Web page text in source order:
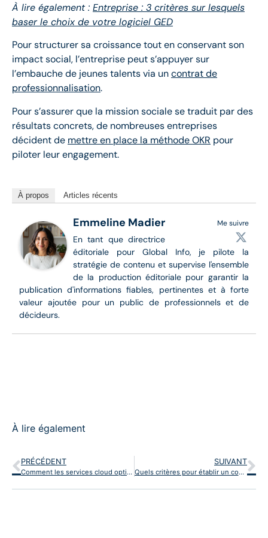
À lire également : Entreprise : 3 critères sur lesquels
baser le choix de votre logiciel GED
Pour structurer sa croissance tout en conservant son
impact social, l’entreprise peut s’appuyer sur
l’embauche de jeunes talents via uncontrat de
professionnalisation.
Pour s’assurer que la mission sociale se traduit par des
résultats concrets, de nombreuses entreprises
décident de mettre en place la méthode OKR pour
piloter leur engagement.
À propos Articles récents
Me suivre
Emmeline Madier
En tant que directrice
éditoriale pour Global Info, je pilote la
stratégie de contenu et supervise l'ensemble
de la production éditoriale pour garantir la
publication d'informations fiables, pertinentes et à forte
valeur ajoutée pour un public de professionnels et de
décideurs.
À lire également
PRÉCÉDENT
Comment les services cloud optimisent-ils la stratégie d’entreprise ?
SUIVANT
Quels critères pour établir un comparatif des logiciels d’emailing ?